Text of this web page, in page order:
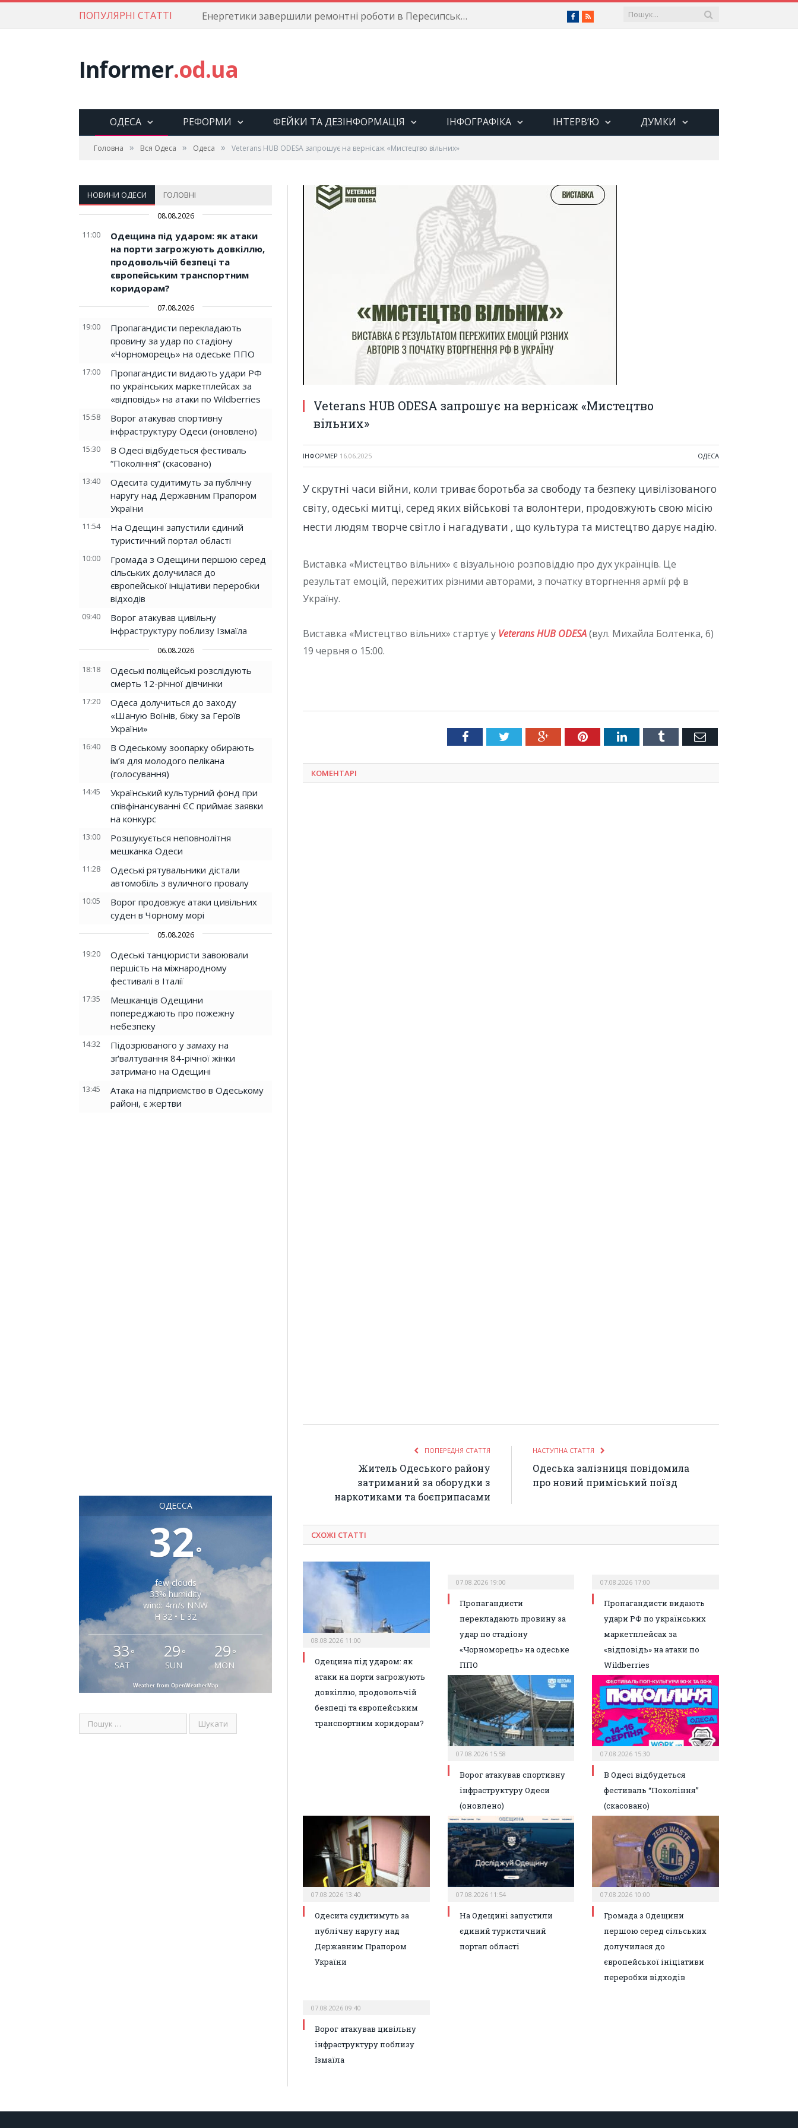
ПОПУЛЯРНІ СТАТТІ Енергетики завершили ремонтні роботи в Пересипському районі Facebook
RSS
Informer.od.ua
ОДЕСА РЕФОРМИ ФЕЙКИ ТА ДЕЗІНФОРМАЦІЯ ІНФОГРАФІКА ІНТЕРВ’Ю ДУМКИ
Головна » Вся Одеса » Одеса » Veterans HUB ODESA запрошує на вернісаж «Мистецтво вільних»
НОВИНИ ОДЕСИ ГОЛОВНІ
08.08.2026
11:00
Одещина під ударом: як атаки
на порти загрожують довкіллю,
продовольчій безпеці та
європейським транспортним
коридорам?
07.08.2026
19:00
Пропагандисти перекладають
провину за удар по стадіону
«Чорноморець» на одеське ППО
17:00
Пропагандисти видають удари РФ
по українських маркетплейсах за
«відповідь» на атаки по Wildberries
15:58
Ворог атакував спортивну
інфраструктуру Одеси (оновлено)
15:30
В Одесі відбудеться фестиваль
“Покоління” (скасовано)
13:40
Одесита судитимуть за публічну
наругу над Державним Прапором
України
11:54
На Одещині запустили єдиний
туристичний портал області
10:00
Громада з Одещини першою серед
сільських долучилася до
європейської ініціативи переробки
відходів
09:40
Ворог атакував цивільну
інфраструктуру поблизу Ізмаїла
06.08.2026
18:18
Одеські поліцейські розслідують
смерть 12-річної дівчинки
17:20
Одеса долучиться до заходу
«Шаную Воїнів, біжу за Героїв
України»
16:40
В Одеському зоопарку обирають
ім’я для молодого пелікана
(голосування)
14:45
Український культурний фонд при
співфінансуванні ЄС приймає заявки
на конкурс
13:00
Розшукується неповнолітня
мешканка Одеси
11:28
Одеські рятувальники дістали
автомобіль з вуличного провалу
10:05
Ворог продовжує атаки цивільних
суден в Чорному морі
05.08.2026
19:20
Одеські танцюристи завоювали
першість на міжнародному
фестивалі в Італії
17:35
Мешканців Одещини
попереджають про пожежну
небезпеку
14:32
Підозрюваного у замаху на
зґвалтування 84-річної жінки
затримано на Одещині
13:45
Атака на підприємство в Одеському
районі, є жертви
ОДЕССА
32°
few clouds
33% humidity
wind: 4m/s NNW
H 32 • L 32
33 °
SAT
29 °
SUN
29 °
MON
Weather from OpenWeatherMap
Veterans HUB ODESA запрошує на вернісаж «Мистецтво
вільних»
ІНФОРМЕР 16.06.2025 ОДЕСА
У скрутні часи війни, коли триває боротьба за свободу та безпеку цивілізованого
світу, одеські митці, серед яких військові та волонтери, продовжують свою місію
нести людям творче світло і нагадувати , що культура та мистецтво дарує надію.
Виставка «Мистецтво вільних» є візуальною розповіддю про дух українців. Це
результат емоцій, пережитих різними авторами, з початку вторгнення армії рф в
Україну.
Виставка «Мистецтво вільних» стартує у Veterans HUB ODESA(вул. Михайла Болтенка, 6)
19 червня о 15:00.
FacebookTwitter Google+PinterestLinkedInTumblr Емейл
КОМЕНТАРІ
ПОПЕРЕДНЯ СТАТТЯ
Житель Одеського району
затриманий за оборудки з
наркотиками та боєприпасами
НАСТУПНА СТАТТЯ
Одеська залізниця повідомила
про новий приміський поїзд
СХОЖІ СТАТТІ
08.08.2026 11:00
Одещина під ударом: як
атаки на порти загрожують
довкіллю, продовольчій
безпеці та європейським
транспортним коридорам?
07.08.2026 19:00
Пропагандисти
перекладають провину за
удар по стадіону
«Чорноморець» на одеське
ППО
07.08.2026 17:00
Пропагандисти видають
удари РФ по українських
маркетплейсах за
«відповідь» на атаки по
Wildberries
07.08.2026 15:58
Ворог атакував спортивну
інфраструктуру Одеси
(оновлено)
07.08.2026 15:30
В Одесі відбудеться
фестиваль “Покоління”
(скасовано)
07.08.2026 13:40
Одесита судитимуть за
публічну наругу над
Державним Прапором
України
07.08.2026 11:54
На Одещині запустили
єдиний туристичний
портал області
07.08.2026 10:00
Громада з Одещини
першою серед сільських
долучилася до
європейської ініціативи
переробки відходів
07.08.2026 09:40
Ворог атакував цивільну
інфраструктуру поблизу
Ізмаїла